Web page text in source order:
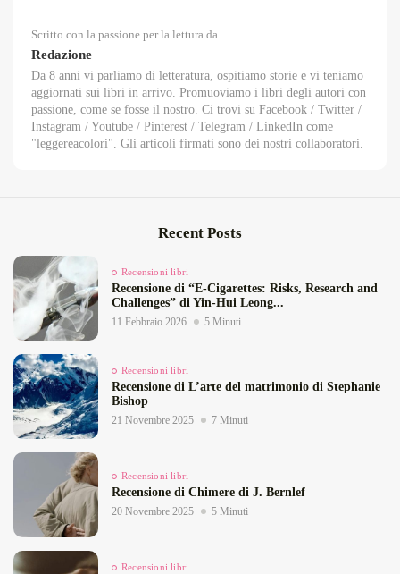
Scritto con la passione per la lettura da
Redazione
Da 8 anni vi parliamo di letteratura, ospitiamo storie e vi teniamo
aggiornati sui libri in arrivo. Promuoviamo i libri degli autori con
passione, come se fosse il nostro. Ci trovi su Facebook / Twitter /
Instagram / Youtube / Pinterest / Telegram / LinkedIn come
"leggereacolori". Gli articoli firmati sono dei nostri collaboratori.
Recent Posts
Recensioni libri
Recensione di “E‑Cigarettes: Risks, Research and
Challenges” di Yin‑Hui Leong...
11 Febbraio 2026 5 Minuti
Recensioni libri
Recensione di L’arte del matrimonio di Stephanie
Bishop
21 Novembre 2025 7 Minuti
Recensioni libri
Recensione di Chimere di J. Bernlef
20 Novembre 2025 5 Minuti
Recensioni libri